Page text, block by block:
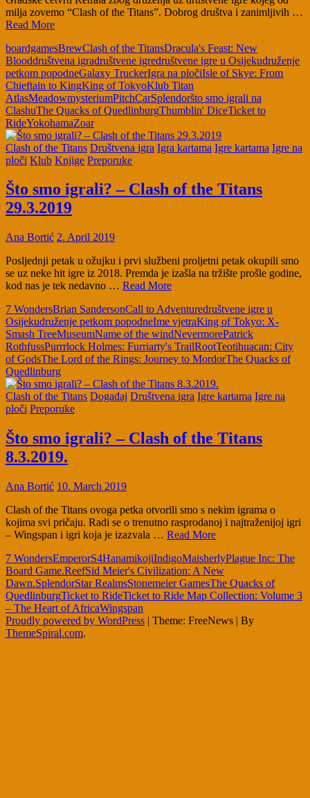
milja zovemo “Clash of the Titans”. Dobrog društva i zanimljivih …
Read More
boardgamesBrewClash of the TitansDracula's Feast: New
Blooddruštvena igradruštvene igredruštvene igre u Osijekudruženje
petkom popodneGalaxy TruckerIgra na pločiIsle of Skye: From
Chieftain to KingKing of TokyoKlub Titan
AtlasMeadowmysteriumPitchCarSplendoršto smo igrali na
ClashuThe Quacks of QuedlinburgThumblin' DiceTicket to
RideYokohamaZoar
Clash of the Titans Društvena igra Igra kartama Igre kartama Igre na
ploči Klub Knjige Preporuke
Što smo igrali? – Clash of the Titans
29.3.2019
Ana Bortić 2. April 2019
Posljednji petak u ožujku i prvi službeni proljetni petak okupili smo
se uz neke hit igre iz 2018. Premda je izašla na tržište prošle godine,
kod nas je tek nedavno … Read More
7 WondersBrian SandersonCall to Adventuredruštvene igre u
Osijekudruženje petkom popodneIme vjetraKing of Tokyo: X-
Smash TreeMuseumName of the windNevermorePatrick
RothfussPurrrlock Holmes: Furriarty's TrailRootTeotihuacan: City
of GodsThe Lord of the Rings: Journey to MordorThe Quacks of
Quedlinburg
Clash of the Titans Događaj Društvena igra Igre kartama Igre na
ploči Preporuke
Što smo igrali? – Clash of the Titans
8.3.2019.
Ana Bortić 10. March 2019
Clash of the Titans ovoga petka otvorili smo s nekim igrama o
kojima svi pričaju. Radi se o trenutno rasprodanoj i najtraženijoj igri
– Wingspan i igri koja je izazvala … Read More
7 WondersEmperorS4HanamikojiIndigoMaisherlyPlague Inc: The
Board Game.ReefSid Meier's Civilization: A New
Dawn.SplendorStar RealmsStonemeier GamesThe Quacks of
QuedlinburgTicket to RideTicket to Ride Map Collection: Volume 3
– The Heart of AfricaWingspan
Proudly powered by WordPress | Theme: FreeNews | By
ThemeSpiral.com.